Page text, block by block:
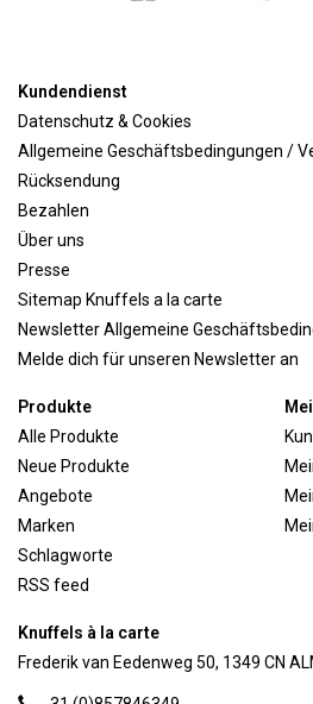
Kundendienst
Datenschutz & Cookies
Allgemeine Geschäftsbedingungen /
Rücksendung
Bezahlen
Über uns
Presse
Sitemap Knuffels a la carte
Newsletter Allgemeine
Melde dich für unseren Newsletter an
Produkte
Alle Produkte
Neue Produkte
Angebote
Marken
Schlagworte
RSS feed
Knuffels à la carte
Frederik van Eedenweg 50, 1349 CN